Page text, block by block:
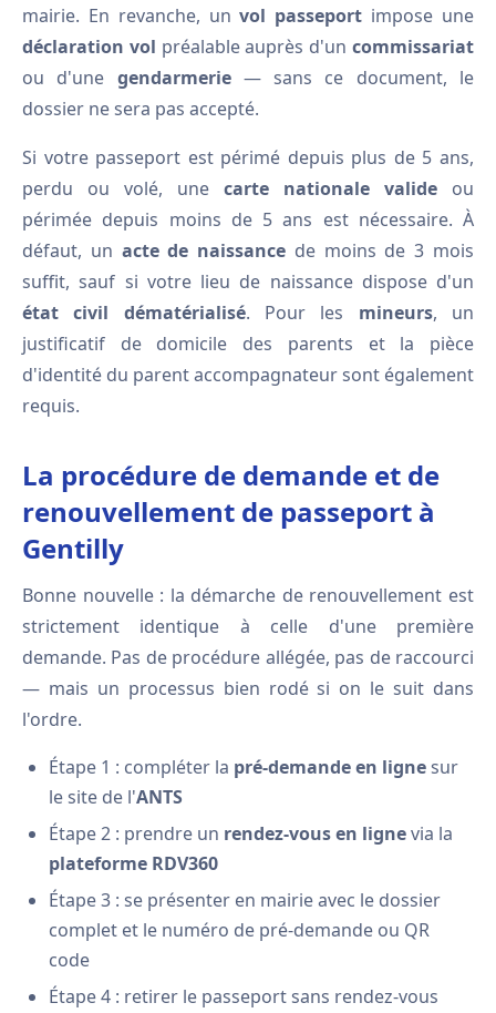
mairie. En revanche, unvol passeport impose une
déclaration vol préalable auprès d'uncommissariat
ou d'une gendarmerie— sans ce document, le
dossier ne sera pas accepté.
Si votre passeport est périmé depuis plus de 5 ans,
perdu ou volé, une carte nationale valide ou
périmée depuis moins de 5 ans est nécessaire. À
défaut, un acte de naissance de moins de 3 mois
suffit, sauf si votre lieu de naissance dispose d'un
état civil
dématérialisé. Pour les mineurs, un
justificatif de domicile des parents et la pièce
d'identité du parent accompagnateur sont également
requis.
La procédure de demande et de
renouvellement de passeport à
Gentilly
Bonne nouvelle : la démarche de renouvellement est
strictement identique à celle d'une première
demande. Pas de procédure allégée, pas de raccourci
— mais un processus bien rodé si on le suit dans
l'ordre.
Étape 1 : compléter la pré-demande en lignesur
le site de l'ANTS
Étape 2 : prendre un rendez-vous en lignevia la
plateforme RDV360
Étape 3 : se présenter en mairie avec le dossier
complet et le numéro de pré-demande ou QR
code
Étape 4 : retirer le passeport sans rendez-vous